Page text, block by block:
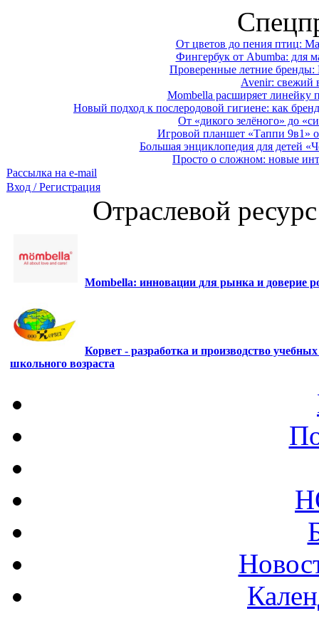
От цветов до пения птиц:
Фингербук от Abumba: для
Проверенные летние
Avenir: свежий
Mombella расширяет линейку
Новый подход к послеродовой гигиене: как
От «дикого зелёного» до
Игровой планшет «Таппи 9в1»
Большая энциклопедия для детей
Просто о сложном: новые
Рассылка на e-mail
Вход / Регистрация
Отраслевой
Mombella: инновации для рынка и доверие
Корвет - разработка и производство
школьного возраста